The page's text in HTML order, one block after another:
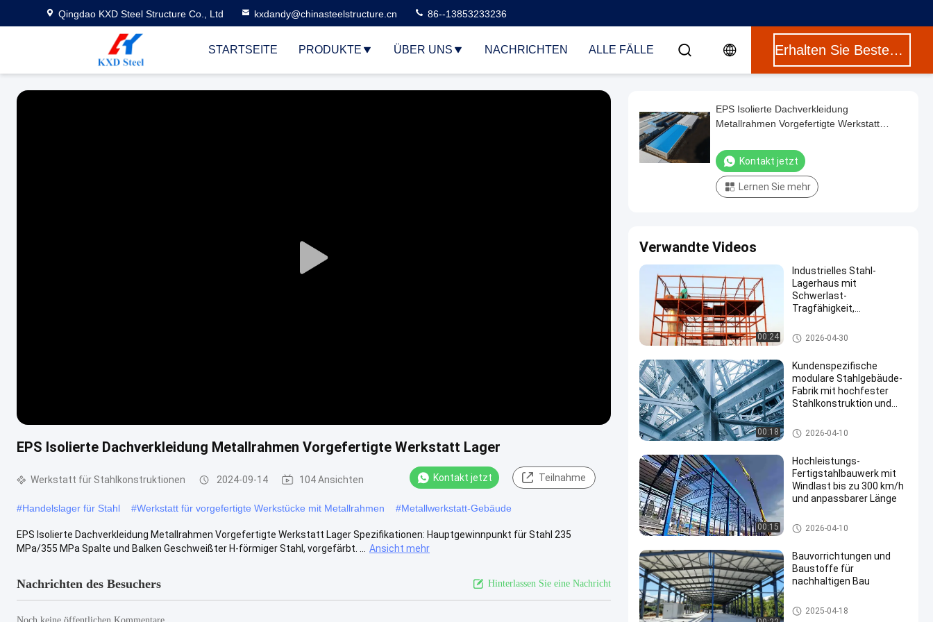
Qingdao KXD Steel Structure Co., Ltd kxdandy@chinasteelstructure.cn 86--13853233236
STARTSEITE PRODUKTE ÜBER UNS NACHRICHTEN ALLE FÄLLE Erhalten Sie Besten Preis
Play
EPS Isolierte Dachverkleidung Metallrahmen Vorgefertigte Werkstatt Lager
Werkstatt für Stahlkonstruktionen 2024-09-14 104 Ansichten Kontakt jetzt Teilnahme
#Handelslager für Stahl #Werkstatt für vorgefertigte Werkstücke mit Metallrahmen #Metallwerkstatt-Gebäude
EPS Isolierte Dachverkleidung Metallrahmen Vorgefertigte Werkstatt Lager Spezifikationen: Hauptgewinnpunkt für Stahl 235
MPa/355 MPa Spalte und Balken Geschweißter H-förmiger Stahl, vorgefärbt. ...
Ansicht mehr
Nachrichten des Besuchers Hinterlassen Sie eine Nachricht
Noch keine öffentlichen Kommentare
EPS Isolierte Dachverkleidung
Metallrahmen Vorgefertigte Werkstatt
Kontakt jetzt
Lernen Sie mehr
Verwandte Videos
00:24
Industrielles Stahl-
Lagerhaus mit
Schwerlast-
Tragfähigkeit,
nachhaltigem Design
Lager für Stahlkonstruktionen
2026-04-30
00:18
Kundenspezifische
modulare Stahlgebäude-
Fabrik mit hochfester
Stahlkonstruktion und
Werkstatt für Stahlkonstruktio
nen
2026-04-10
00:15
Hochleistungs-
Fertigstahlbauwerk mit
Windlast bis zu 300 km/h
und anpassbarer Länge
Lager für Stahlkonstruktionen
2026-04-10
Bauvorrichtungen und
Baustoffe für
nachhaltigen Bau
Stahlkonstruktionsbau
2025-04-18